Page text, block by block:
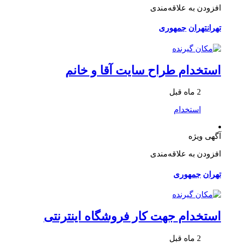
افزودن به علاقه‌مندی
تهرانتهران جمهوری
استخدام طراح سایت آقا و خانم
2 ماه قبل
استخدام
آگهی ویژه
افزودن به علاقه‌مندی
تهران جمهوری
استخدام جهت کار فروشگاه اینترنتی
2 ماه قبل